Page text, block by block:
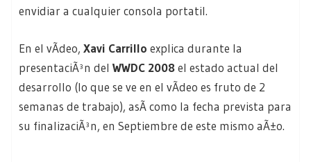
envidiar a cualquier consola portatil.
En el vÃ­deo, Xavi Carrillo explica durante la
presentaciÃ³n del WWDC 2008el estado actual del
desarrollo (lo que se ve en el vÃ­deo es fruto de 2
semanas de trabajo), asÃ­ como la fecha prevista para
su finalizaciÃ³n, en Septiembre de este mismo aÃ±o.